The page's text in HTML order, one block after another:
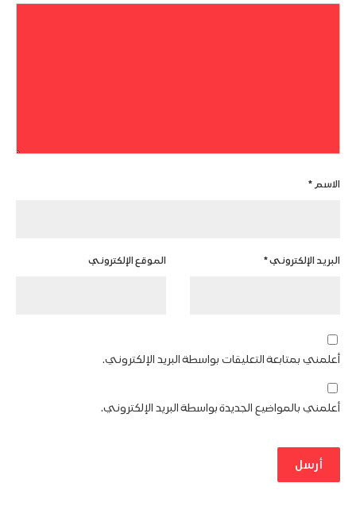
الاسم*
البريد الإلكتروني* الموقع الإلكتروني
أعلمني بمتابعة التعليقات بواسطة البريد الإلكتروني.
أعلمني بالمواضيع الجديدة بواسطة البريد الإلكتروني.